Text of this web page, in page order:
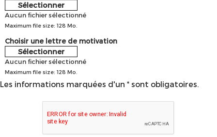
Sélectionner
Aucun fichier sélectionné
Maximum file size: 128 Mo.
Choisir une lettre de motivation
Sélectionner
Aucun fichier sélectionné
Maximum file size: 128 Mo.
Les informations marquées d'un * sont obligatoires.